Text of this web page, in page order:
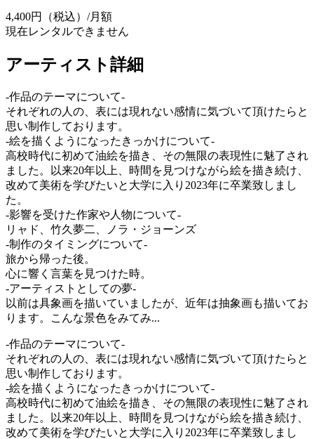
4,400円
（税込）/月額
現在レンタルできません
アーティスト詳細
-作品のテーマについて-
それぞれの人の、表には現れない感情に気づいて頂けたらと
思い制作しております。
-絵を描くようになったきっかけについて-
高校時代に初めて油絵を描き、その無限の表現性に魅了され
ました。以来20年以上、時間を見つけながら絵を描き続け、
改めて美術を学びたいと大学に入り2023年に卒業致しまし
た。
-影響を受けた作家や人物について-
リャド、竹久夢二、ノラ・ジョーンズ
-制作のタイミングについて-
旅から帰った後。
心に響く言葉を見つけた時。
-アーティストとしての夢-
以前は具象画を描いていましたが、近年は抽象画も描いてお
ります。こんな景色をみてみ...
-作品のテーマについて-
それぞれの人の、表には現れない感情に気づいて頂けたらと
思い制作しております。
-絵を描くようになったきっかけについて-
高校時代に初めて油絵を描き、その無限の表現性に魅了され
ました。以来20年以上、時間を見つけながら絵を描き続け、
改めて美術を学びたいと大学に入り2023年に卒業致しまし